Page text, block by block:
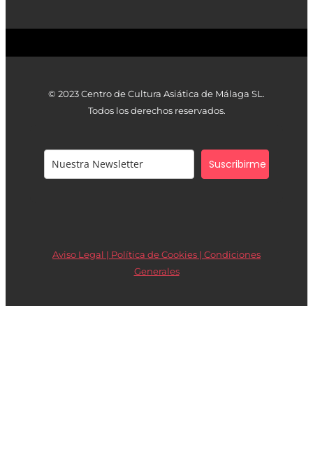
© 2023 Centro de Cultura Asiática de Málaga SL.
Todos los derechos reservados.
Suscribirme
Aviso Legal | Política de Cookies | Condiciones
Generales